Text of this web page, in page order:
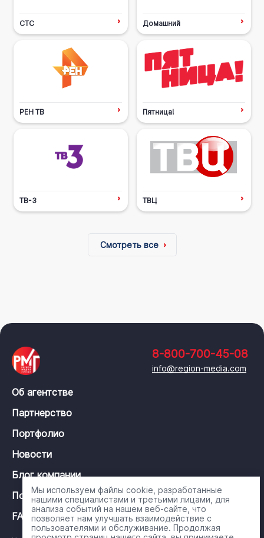
СТС Домашний
РЕН ТВ Пятница!
ТВ-3 ТВЦ
Смотреть все
8-800-700-45-08
info@region-media.com
Об агентстве
Партнерство
Портфолио
Новости
Блог компании
Политика конфиденциальности
FAQ
Мы используем файлы cookie, разработанные
нашими специалистами и третьими лицами, для
анализа событий на нашем веб-сайте, что
позволяет нам улучшать взаимодействие с
пользователями и обслуживание. Продолжая